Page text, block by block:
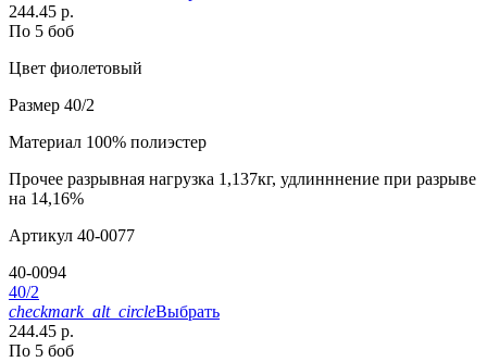
244.45 р.
По 5 боб
Цвет фиолетовый
Размер 40/2
Материал 100% полиэстер
Прочее разрывная нагрузка 1,137кг, удлинннение при разрыве
на 14,16%
Артикул 40-0077
40-0094
40/2
checkmark_alt_circleВыбрать
244.45 р.
По 5 боб